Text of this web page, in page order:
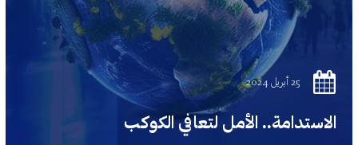
25 أبريل 2024
الاستدامة.. الأمل لتعافي الكوكب